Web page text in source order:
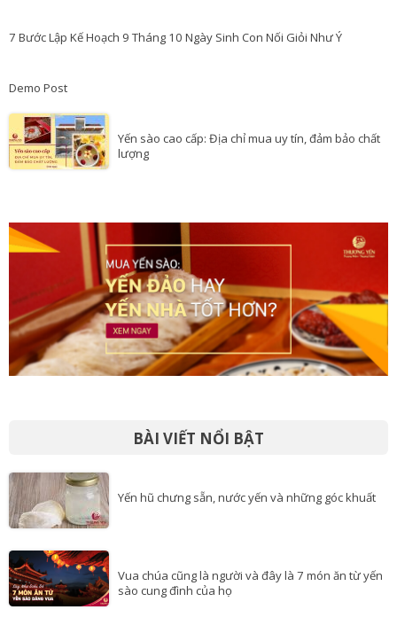
7 Bước Lập Kế Hoạch 9 Tháng 10 Ngày Sinh Con Nối Giỏi Như Ý
Demo Post
Yến sào cao cấp: Địa chỉ mua uy tín, đảm bảo chất
lượng
BÀI VIẾT NỔI BẬT
Yến hũ chưng sẵn, nước yến và những góc khuất
Vua chúa cũng là người và đây là 7 món ăn từ yến
sào cung đình của họ